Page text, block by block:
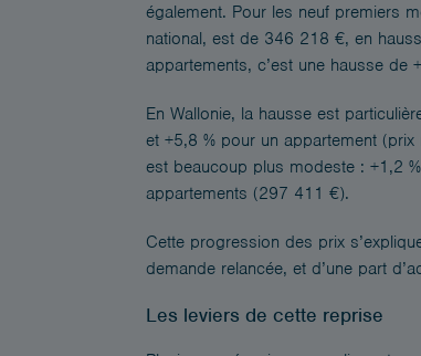
également. Pour les neuf premiers
national, est de 346 218 €, en
appartements, c’est une hausse
En Wallonie, la hausse est
et +5,8 % pour un appartement
est beaucoup plus modeste : +1,2
appartements (297 411 €).
Cette progression des prix
demande relancée, et d’une part
Les leviers de cette reprise